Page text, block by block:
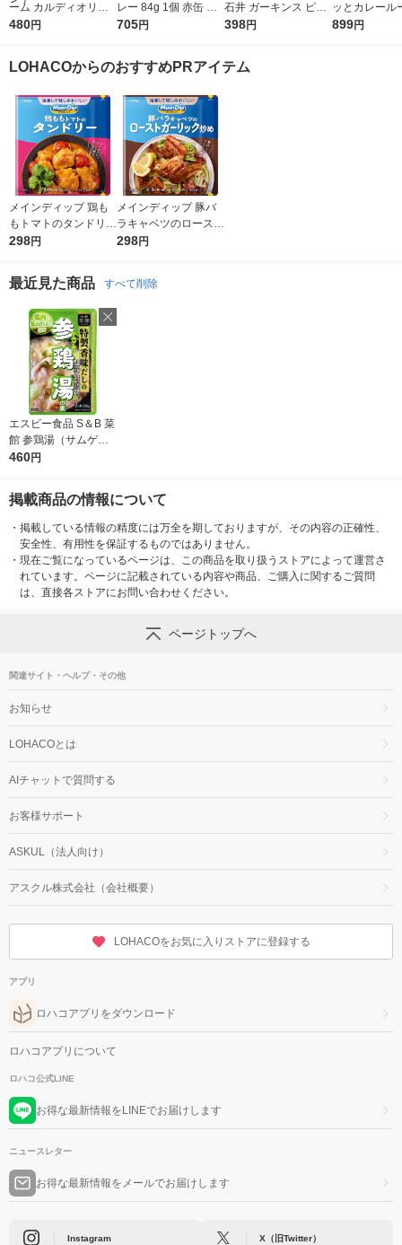
ーム カルディオリジ
ナル 黒麻婆豆腐の素
480円
レー 84g 1個 赤缶 カ
レー粉
705円
石井 ガーキンス ピク
ルス 370g 1個
398円
ッとカレール
口） 150ｇ
899円
LOHACOからのおすすめPRアイテム
メインディップ 鶏も
もトマトのタンドリー
1個（2〜3人前） (冷
大塚食品
298円
メインディップ 豚バ
ラキャベツのロースト
ガーリック炒め 1個
込む調味料 時短 大
298円
最近見た商品 すべて削除
お気に入りに
登録しました
エスビー食品 S＆B 菜
館 参鶏湯（サムゲタ
ン）の素 2袋
460円
掲載商品の情報について
・ 掲載している情報の精度には万全を期しておりますが、その内容の正確性、
安全性、有用性を保証するものではありません。
・ 現在ご覧になっているページは、この商品を取り扱うストアによって運営さ
れています。ページに記載されている内容や商品、ご購入に関するご質問
は、直接各ストアにお問い合わせください。
ページトップへ
関連サイト・ヘルプ・その他
お知らせ
LOHACOとは
AIチャットで質問する
お客様サポート
ASKUL（法人向け）
アスクル株式会社（会社概要）
LOHACOをお気に入りストアに登録する
アプリ
ロハコアプリをダウンロード
ロハコアプリについて
ロハコ公式LINE
お得な最新情報をLINEでお届けします
ニュースレター
お得な最新情報をメールでお届けします
Instagram X（旧Twitter）